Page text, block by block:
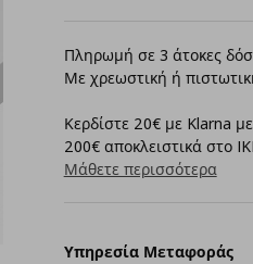
Πληρωμή σε 3 άτοκες
Με χρεωστική ή
Κερδίστε 20€ με Klarna
200€ αποκλειστικά στο
Μάθετε περισσότερα
Υπηρεσία Μεταφοράς